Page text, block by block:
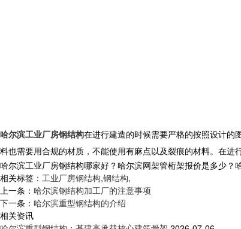
哈尔滨工业厂房钢结构在进行建造的时候需要严格的按照设计的
料也需要用合规的材质，不能使用有麻点以及裂痕的材料。在进
哈尔滨工业厂房钢结构哪家好？哈尔滨网架管桁架报价是多少
相关标签： 工业厂房钢结构,钢结构,
上一条： 哈尔滨钢结构加工厂的注意事项
下一条： 哈尔滨重型钢结构的介绍
相关资讯